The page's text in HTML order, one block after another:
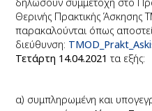
Θερινής Πρακτικής
παρακαλούνται όπως
διεύθυνση:
Τετάρτη 14.04.2021τα εξής:
α) συμπληρωμένη και